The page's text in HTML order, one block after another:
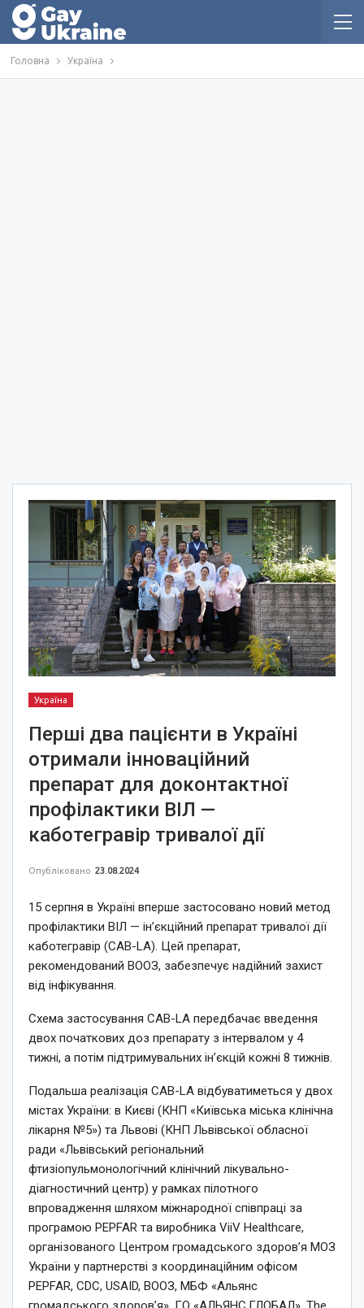
Головна Україна
Україна
Перші два пацієнти в Україні
отримали інноваційний
препарат для доконтактної
профілактики ВІЛ —
каботегравір тривалої дії
Опубліковано 23.08.2024
15 серпня в Україні вперше застосовано новий метод
профілактики ВІЛ — ін’єкційний препарат тривалої дії
каботегравір (CAB-LA). Цей препарат,
рекомендований ВООЗ, забезпечує надійний захист
від інфікування.
Схема застосування CAB-LA передбачає введення
двох початкових доз препарату з інтервалом у 4
тижні, а потім підтримувальних ін’єкцій кожні 8 тижнів.
Подальша реалізація CAB-LA відбуватиметься у двох
містах України: в Києві (КНП «Київська міська клінічна
лікарня №5») та Львові (КНП Львівської обласної
ради «Львівський регіональний
фтизіопульмонологічний клінічний лікувально-
діагностичний центр) у рамках пілотного
впровадження шляхом міжнародної співпраці за
програмою PEPFAR та виробника ViiV Healthcare,
організованого Центром громадського здоров’я МОЗ
України у партнерстві з координаційним офісом
PEPFAR, CDC, USAID, ВООЗ, МБФ «Альянс